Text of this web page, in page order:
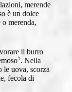
merende
è un dolce
merenda,
il burro
5. Nella
le uova, scorza
fecola di